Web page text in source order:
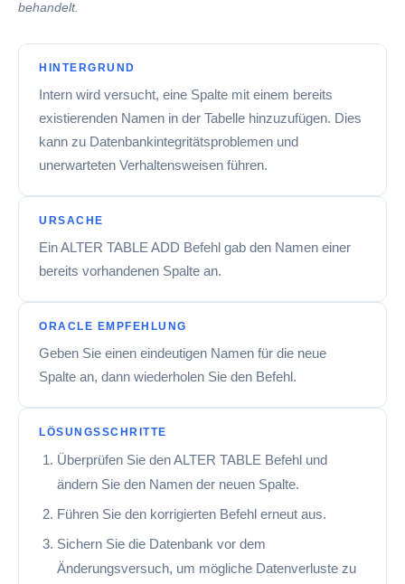
behandelt.
HINTERGRUND
Intern wird versucht, eine Spalte mit einem bereits
existierenden Namen in der Tabelle hinzuzufügen. Dies
kann zu Datenbankintegritätsproblemen und
unerwarteten Verhaltensweisen führen.
URSACHE
Ein ALTER TABLE ADD Befehl gab den Namen einer
bereits vorhandenen Spalte an.
ORACLE EMPFEHLUNG
Geben Sie einen eindeutigen Namen für die neue
Spalte an, dann wiederholen Sie den Befehl.
LÖSUNGSSCHRITTE
Überprüfen Sie den ALTER TABLE Befehl und
ändern Sie den Namen der neuen Spalte.
Führen Sie den korrigierten Befehl erneut aus.
Sichern Sie die Datenbank vor dem
Änderungsversuch, um mögliche Datenverluste zu